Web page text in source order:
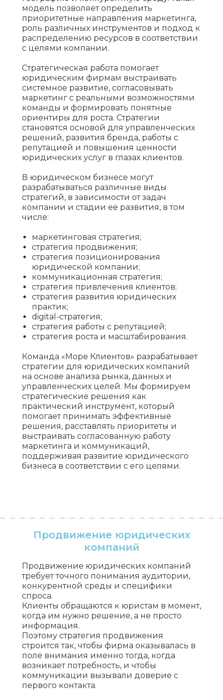
модель позволяет определить
приоритетные направления маркетинга,
роль различных инструментов и подход к
распределению ресурсов в соответствии
с целями компании.
Стратегическая работа помогает
юридическим фирмам выстраивать
системное развитие, согласовывать
маркетинг с реальными возможностями
команды и формировать понятные
ориентиры для роста. Стратегии
становятся основой для управленческих
решений, развития бренда, работы с
репутацией и повышения ценности
юридических услуг в глазах клиентов.
В юридическом бизнесе могут
разрабатываться различные виды
стратегий, в зависимости от задач
компании и стадии её развития, в том
числе:
маркетинговая стратегия;
стратегия продвижения;
стратегия позиционирования
юридической компании;
коммуникационная стратегия;
стратегия привлечения клиентов;
стратегия развития юридических
практик;
digital-стратегия;
стратегия работы с репутацией;
стратегия роста и масштабирования.
Команда «Море Клиентов» разрабатывает
стратегии для юридических компаний
на основе анализа рынка, данных и
управленческих целей. Мы формируем
стратегические решения как
практический инструмент, который
помогает принимать эффективные
решения, расставлять приоритеты и
выстраивать согласованную работу
маркетинга и коммуникаций,
поддерживая развитие юридического
бизнеса в соответствии с его целями.
Продвижение юридических
компаний
Продвижение юридических компаний
требует точного понимания аудитории,
конкурентной среды и специфики
спроса.
Клиенты обращаются к юристам в момент,
когда им нужно решение, а не просто
информация.
Поэтому стратегия продвижения
строится так, чтобы фирма оказывалась в
поле внимания именно тогда, когда
возникает потребность, и чтобы
коммуникации вызывали доверие с
первого контакта.